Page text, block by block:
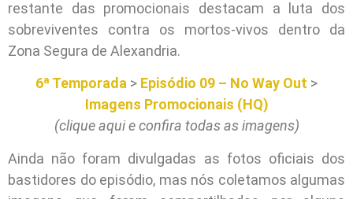
restante das promocionais destacam a luta dos
sobreviventes contra os mortos-vivos dentro da
Zona Segura de Alexandria.
6ª Temporada > Episódio 09 – No Way Out >
Imagens Promocionais (HQ)
(clique aqui e confira todas as imagens)
Ainda não foram divulgadas as fotos oficiais dos
bastidores do episódio, mas nós coletamos algumas